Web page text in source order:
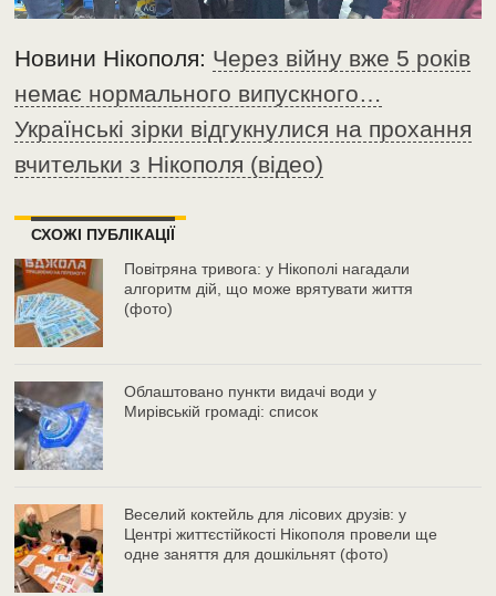
Новини Нікополя: Через війну вже 5 років
немає нормального випускного…
Українські зірки відгукнулися на прохання
вчительки з Нікополя (відео)
СХОЖІ ПУБЛІКАЦІЇ
Повітряна тривога: у Нікополі нагадали
алгоритм дій, що може врятувати життя
(фото)
Облаштовано пункти видачі води у
Мирівській громаді: список
Веселий коктейль для лісових друзів: у
Центрі життєстійкості Нікополя провели ще
одне заняття для дошкільнят (фото)